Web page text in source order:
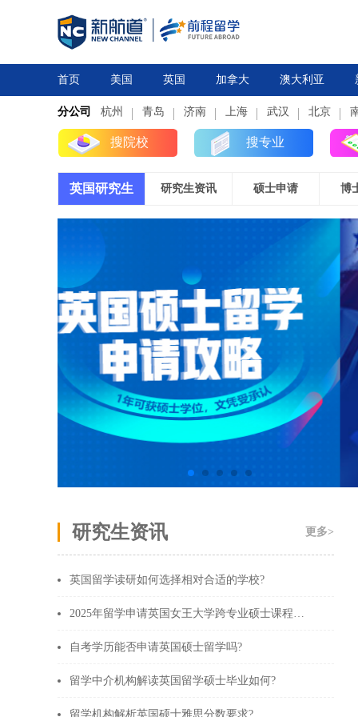
首页 美国
研究生 本科 高中
英国
研究生 本科 高中
加拿大 澳大利亚
分公司 杭州 青岛 济南 上海 武汉 北京
搜院校 搜专业
英国研究生 研究生资讯 硕士申请 博
研究生资讯 更多>
英国留学读研如何选择相对合适的学校?
2025年留学申请英国女王大学跨专业硕士课程设置?
自考学历能否申请英国硕士留学吗?
留学中介机构解读英国留学硕士毕业如何?
留学机构解析英国硕士雅思分数要求?